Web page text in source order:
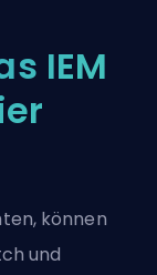
IEM
können
und